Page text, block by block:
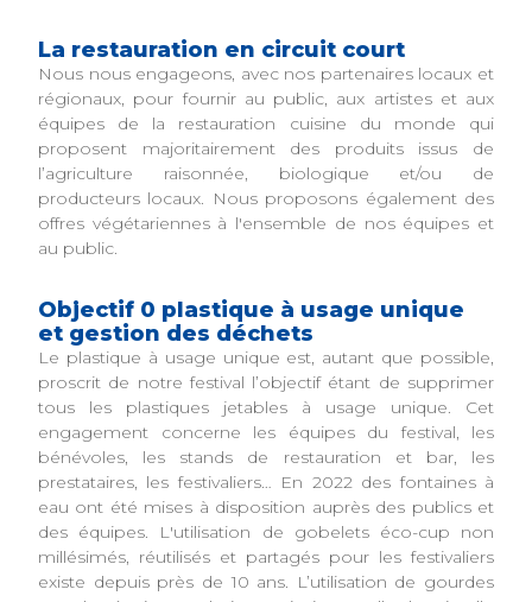
La restauration en circuit court
Nous nous engageons, avec nos partenaires locaux et
régionaux, pour fournir au public, aux artistes et aux
équipes de la restauration cuisine du monde qui
proposent majoritairement des produits issus de
l’agriculture raisonnée, biologique et/ou de
producteurs locaux. Nous proposons également des
offres végétariennes à l'ensemble de nos équipes et
au public.
Objectif 0 plastique à usage unique
et gestion des déchets
Le plastique à usage unique est, autant que possible,
proscrit de notre festival l’objectif étant de supprimer
tous les plastiques jetables à usage unique. Cet
engagement concerne les équipes du festival, les
bénévoles, les stands de restauration et bar, les
prestataires, les festivaliers… En 2022 des fontaines à
eau ont été mises à disposition auprès des publics et
des équipes. L'utilisation de gobelets éco-cup non
millésimés, réutilisés et partagés pour les festivaliers
existe depuis près de 10 ans. L’utilisation de gourdes